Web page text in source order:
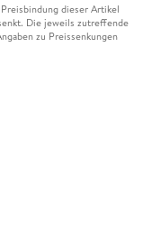
dieser Artikel
Die jeweils zutreffende
zu Preissenkungen